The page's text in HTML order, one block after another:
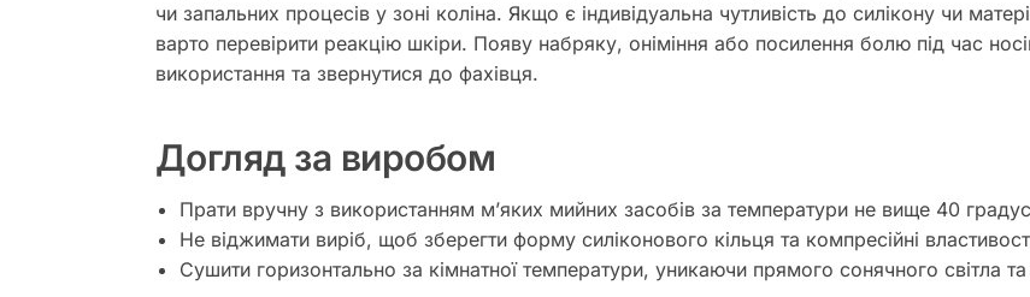
чи запальних процесів у зоні коліна. Якщо є індивідуальна чутливість до силікону чи
варто перевірити реакцію шкіри. Появу набряку, оніміння або посилення болю під час
використання та звернутися до фахівця.
Догляд за виробом
Прати вручну з використанням м’яких мийних засобів за температури не вище 40
Не віджимати виріб, щоб зберегти форму силіконового кільця та компресійні
Сушити горизонтально за кімнатної температури, уникаючи прямого сонячного світла та